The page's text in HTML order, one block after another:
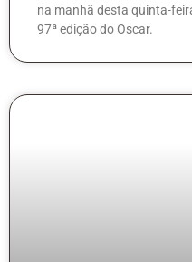
na manhã desta quinta-
97ª edição do Oscar.